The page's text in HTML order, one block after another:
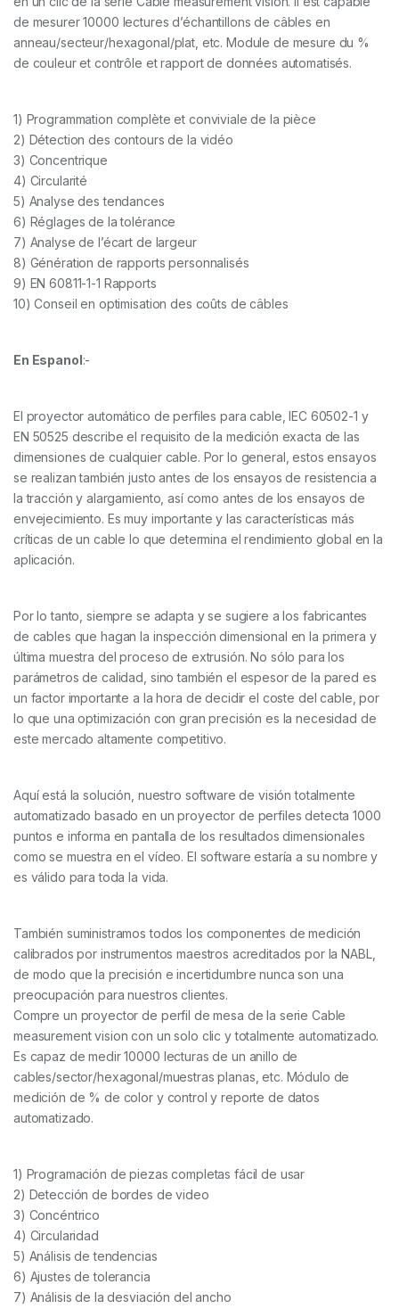
de mesurer 10000 lectures d’échantillons de câbles en
anneau/secteur/hexagonal/plat, etc. Module de mesure du %
de couleur et contrôle et rapport de données automatisés.
1) Programmation complète et conviviale de la pièce
2) Détection des contours de la vidéo
3) Concentrique
4) Circularité
5) Analyse des tendances
6) Réglages de la tolérance
7) Analyse de l’écart de largeur
8) Génération de rapports personnalisés
9) EN 60811-1-1 Rapports
10) Conseil en optimisation des coûts de câbles
En Espanol:-
El proyector automático de perfiles para cable, IEC 60502-1 y
EN 50525 describe el requisito de la medición exacta de las
dimensiones de cualquier cable. Por lo general, estos ensayos
se realizan también justo antes de los ensayos de resistencia a
la tracción y alargamiento, así como antes de los ensayos de
envejecimiento. Es muy importante y las características más
críticas de un cable lo que determina el rendimiento global en la
aplicación.
Por lo tanto, siempre se adapta y se sugiere a los fabricantes
de cables que hagan la inspección dimensional en la primera y
última muestra del proceso de extrusión. No sólo para los
parámetros de calidad, sino también el espesor de la pared es
un factor importante a la hora de decidir el coste del cable, por
lo que una optimización con gran precisión es la necesidad de
este mercado altamente competitivo.
Aquí está la solución, nuestro software de visión totalmente
automatizado basado en un proyector de perfiles detecta 1000
puntos e informa en pantalla de los resultados dimensionales
como se muestra en el vídeo. El software estaría a su nombre y
es válido para toda la vida.
También suministramos todos los componentes de medición
calibrados por instrumentos maestros acreditados por la NABL,
de modo que la precisión e incertidumbre nunca son una
preocupación para nuestros clientes.
Compre un proyector de perfil de mesa de la serie Cable
measurement vision con un solo clic y totalmente automatizado.
Es capaz de medir 10000 lecturas de un anillo de
cables/sector/hexagonal/muestras planas, etc. Módulo de
medición de % de color y control y reporte de datos
automatizado.
1) Programación de piezas completas fácil de usar
2) Detección de bordes de video
3) Concéntrico
4) Circularidad
5) Análisis de tendencias
6) Ajustes de tolerancia
7) Análisis de la desviación del ancho